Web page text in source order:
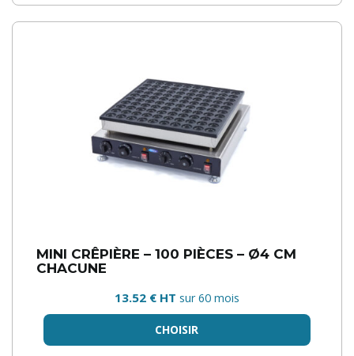
MINI CRÊPIÈRE – 100 PIÈCES – Ø4 CM
CHACUNE
13.52 € HT sur 60 mois
CHOISIR